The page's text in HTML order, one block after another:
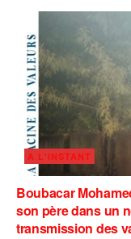
A L'INSTANT
Boubacar
son père dans un
transmission des